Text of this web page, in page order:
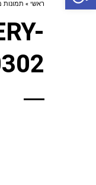
ראשי » תמונות